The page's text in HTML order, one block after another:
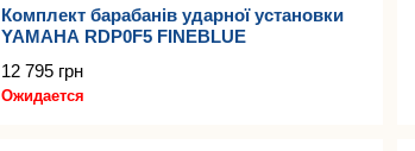
Комплект барабанів ударної установки
YAMAHA RDP0F5 FINEBLUE
12 795 грн
Ожидается